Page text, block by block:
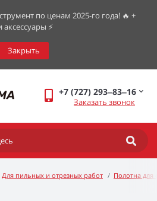
по ценам 2025-го года! 🔥 +
⚡️
Закрыть
+7 (727) 293‒83‒16
Заказать звонок
Для пильных и отрезных работ Полотна для